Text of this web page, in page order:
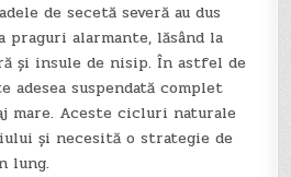
de secetă severă au dus
praguri alarmante, lăsând la
și insule de nisip. În astfel de
adesea suspendată complet
mare. Aceste cicluri naturale
și necesită o strategie de
lung.